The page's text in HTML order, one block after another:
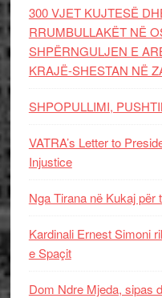
300 VJET KUJTESË
RRUMBULLAKËT NË
SHPËRNGULJEN E
KRAJË-SHESTAN NË
SHPOPULLIMI,
VATRA’s Letter to
Injustice
Nga Tirana në Kukaj për
Kardinali Ernest Simoni
e Spaçit
Dom Ndre Mjeda, sipas